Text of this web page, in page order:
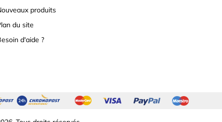
produits
du site
d'aide ?